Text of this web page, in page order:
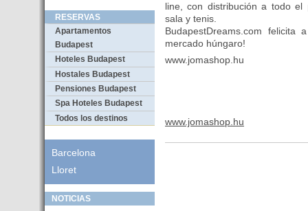
RESERVAS
Apartamentos
Budapest
Hoteles Budapest
Hostales Budapest
Pensiones Budapest
Spa Hoteles Budapest
Todos los destinos
Barcelona
Lloret
NOTICIAS
line, con distribución a todo
sala y tenis.
BudapestDreams.com
mercado húngaro!
www.jomashop.hu
www.jomashop.hu